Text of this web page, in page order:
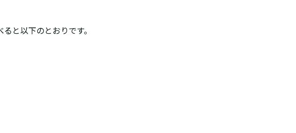
と以下のとおりです。